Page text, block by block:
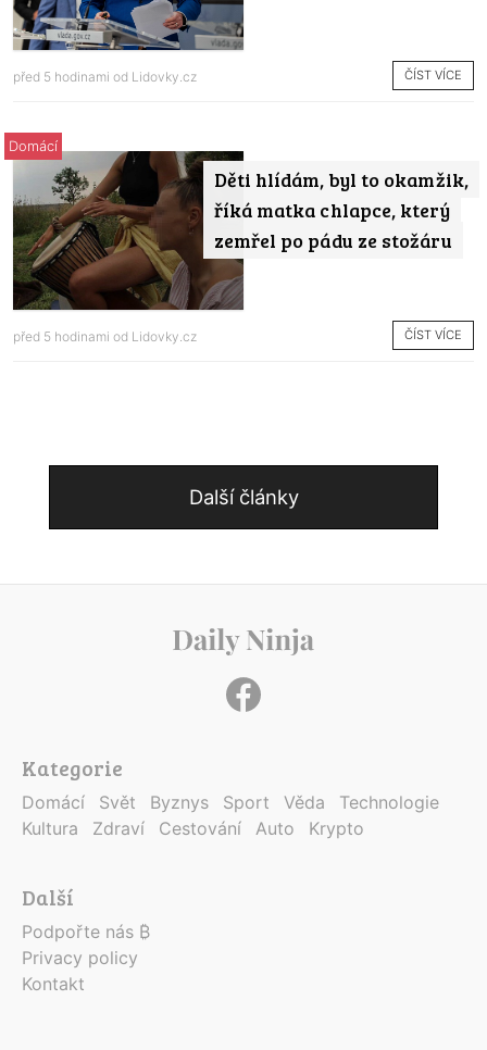
před 5 hodinami od Lidovky.cz ČÍST VÍCE
Děti hlídám, byl to okamžik,
říká matka chlapce, který
zemřel po pádu ze stožáru
Domácí
před 5 hodinami od Lidovky.cz ČÍST VÍCE
Další články
Kategorie
Domácí Svět Byznys Sport Věda
Technologie
Kultura
Zdraví Cestování Auto Krypto
Další
Podpořte nás ₿
Privacy policy
Kontakt